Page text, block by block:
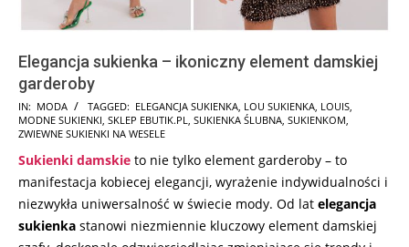
Elegancja sukienka – ikoniczny element damskiej
garderoby
2024-
11-
IN: MODA TAGGED: ELEGANCJA SUKIENKA, LOU SUKIENKA, LOUIS,
MODNE SUKIENKI, SKLEP EBUTIK.PL, SUKIENKA ŚLUBNA, SUKIENKOM,
ZWIEWNE SUKIENKI NA WESELE
Sukienki damskie to nie tylko element garderoby – to
manifestacja kobiecej elegancji, wyrażenie indywidualności i
niezwykła uniwersalność w świecie mody. Od lat elegancja
sukienka stanowi niezmiennie kluczowy element damskiej